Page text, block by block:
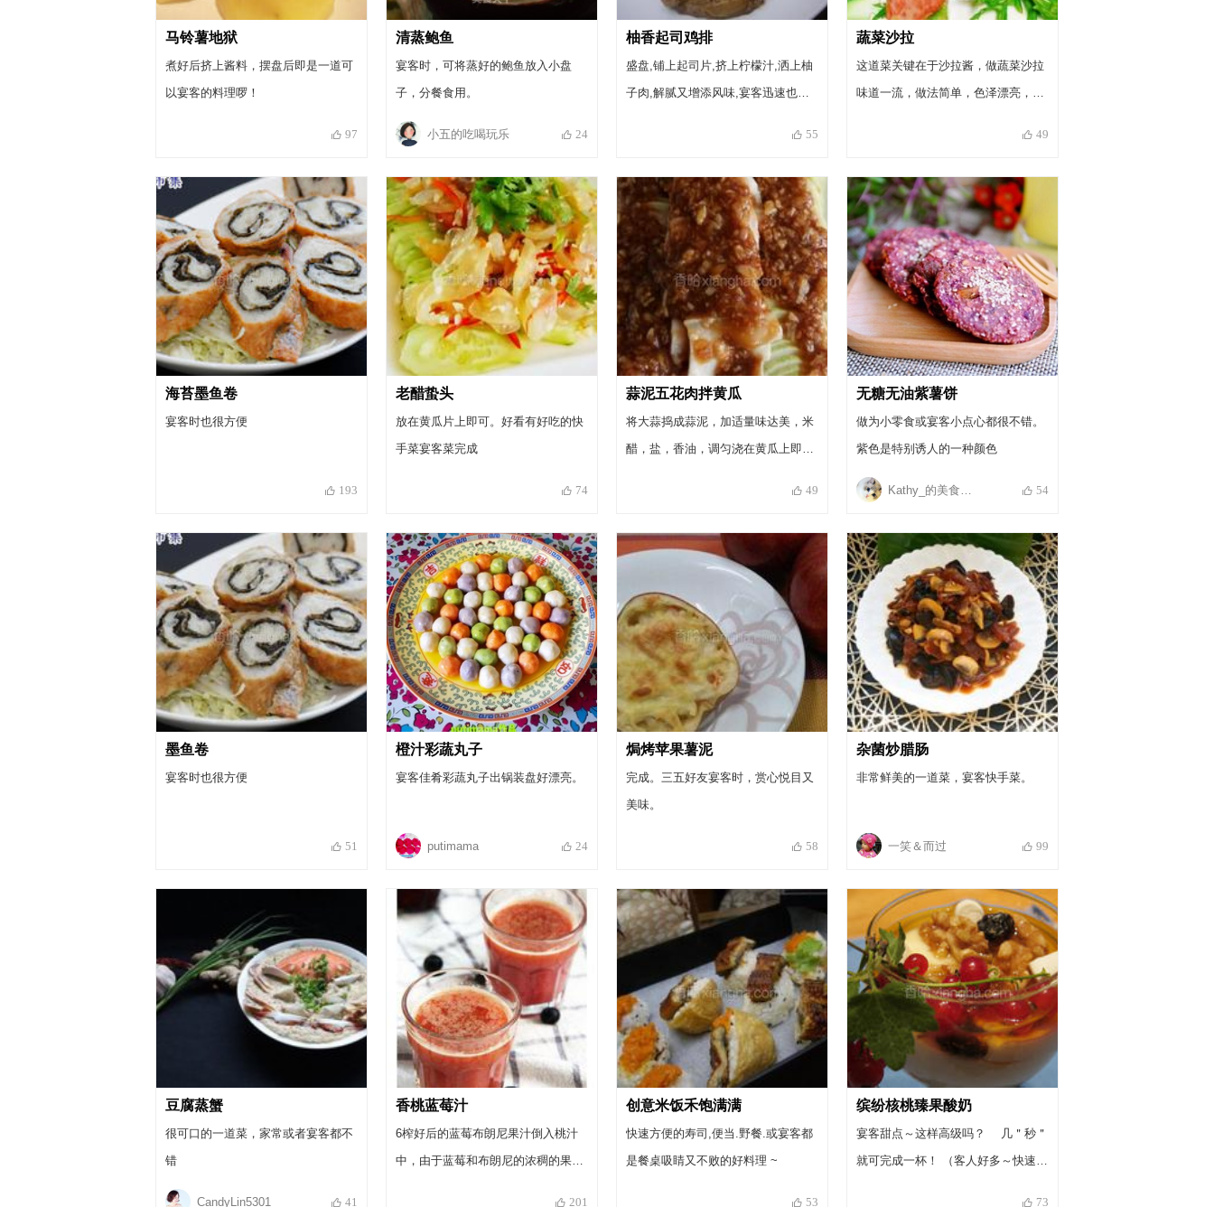
马铃薯地狱
煮好后挤上酱料，摆盘后即是一道可
以宴客的料理啰！
97
清蒸鲍鱼
宴客时，可将蒸好的鲍鱼放入小盘
子，分餐食用。
小五的吃喝玩乐 24
柚香起司鸡排
盛盘,铺上起司片,挤上柠檬汁,洒上柚
子肉,解腻又增添风味,宴客迅速也不
55
蔬菜沙拉
这道菜关键在于沙拉酱，做蔬菜沙拉
味道一流，做法简单，色泽漂亮，宴
49
海苔墨鱼卷
宴客时也很方便
193
老醋蛰头
放在黄瓜片上即可。好看有好吃的快
手菜宴客菜完成
74
蒜泥五花肉拌黄瓜
将大蒜捣成蒜泥，加适量味达美，米
醋，盐，香油，调匀浇在黄瓜上即
49
无糖无油紫薯饼
做为小零食或宴客小点心都很不错。
紫色是特别诱人的一种颜色
Kathy_的美食小居 54
墨鱼卷
宴客时也很方便
51
橙汁彩蔬丸子
宴客佳肴彩蔬丸子出锅装盘好漂亮。
putimama 24
焗烤苹果薯泥
完成。三五好友宴客时，赏心悦目又
美味。
58
杂菌炒腊肠
非常鲜美的一道菜，宴客快手菜。
一笑＆而过 99
豆腐蒸蟹
很可口的一道菜，家常或者宴客都不
错
CandyLin5301 41
香桃蓝莓汁
6榨好后的蓝莓布朗尼果汁倒入桃汁
中，由于蓝莓和布朗尼的浓稠的果汁
201
创意米饭禾饱满满
快速方便的寿司,便当.野餐.或宴客都
是餐桌吸睛又不败的好料理 ~
53
缤纷核桃臻果酸奶
宴客甜点～这样高级吗？ 几＂秒＂
就可完成一杯！ （客人好多～快速轻
73